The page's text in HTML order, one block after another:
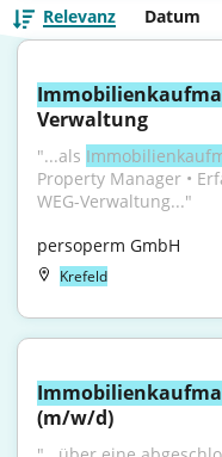
Relevanz Datum
Verwaltung
"...als
Property Manager •
WEG-Verwaltung..."
persoperm GmbH
Krefeld
(m/w/d)